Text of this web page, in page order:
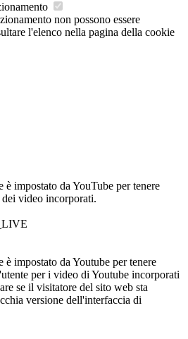
non possono essere
l'elenco nella pagina della cookie
è impostato da YouTube per tenere
video incorporati.
è impostato da Youtube per tenere
per i video di Youtube incorporati
se il visitatore del sito web sta
versione dell'interfaccia di